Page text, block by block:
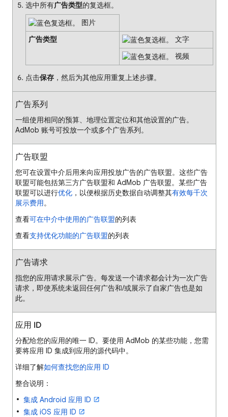
选中所有广告类型的复选框。
图片
广告类型
文字
视频
点击保存 ，然后为其他应用重复上述步骤。
广告系列
一组使用相同的预算、地理位置定位和其他设置的广告。
AdMob 账号可投放一个或多个广告系列。
广告联盟
您可在设置中介后用来向应用投放广告的广告联盟。这些广告
联盟可能包括第三方广告联盟和 AdMob 广告联盟。某些广告
联盟可以进行优化 ，以便根据历史数据自动调整其有效每千次
展示费用。
查看可在中介中使用的广告联盟的列表
查看支持优化功能的广告联盟的列表
广告请求
指您的应用请求展示广告。每发送一个请求都会计为一次广告
请求，即使系统未返回任何广告和/或展示了自家广告也是如
此。
应用 ID
分配给您的应用的唯一 ID。要使用 AdMob 的某些功能，您需
要将应用 ID 集成到应用的源代码中。
详细了解如何查找您的应用 ID
整合说明：
集成 Android 应用 ID
集成 iOS 应用 ID